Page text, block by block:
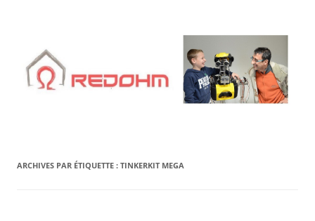
ARCHIVES PAR ÉTIQUETTE : TINKERKIT MEGA